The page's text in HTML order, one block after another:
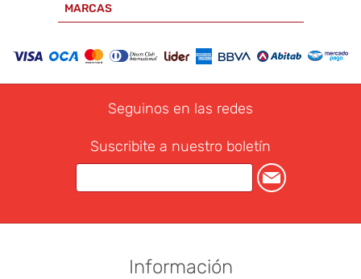
MARCAS
Seguinos en las redes
Suscribite a nuestro boletín
Información